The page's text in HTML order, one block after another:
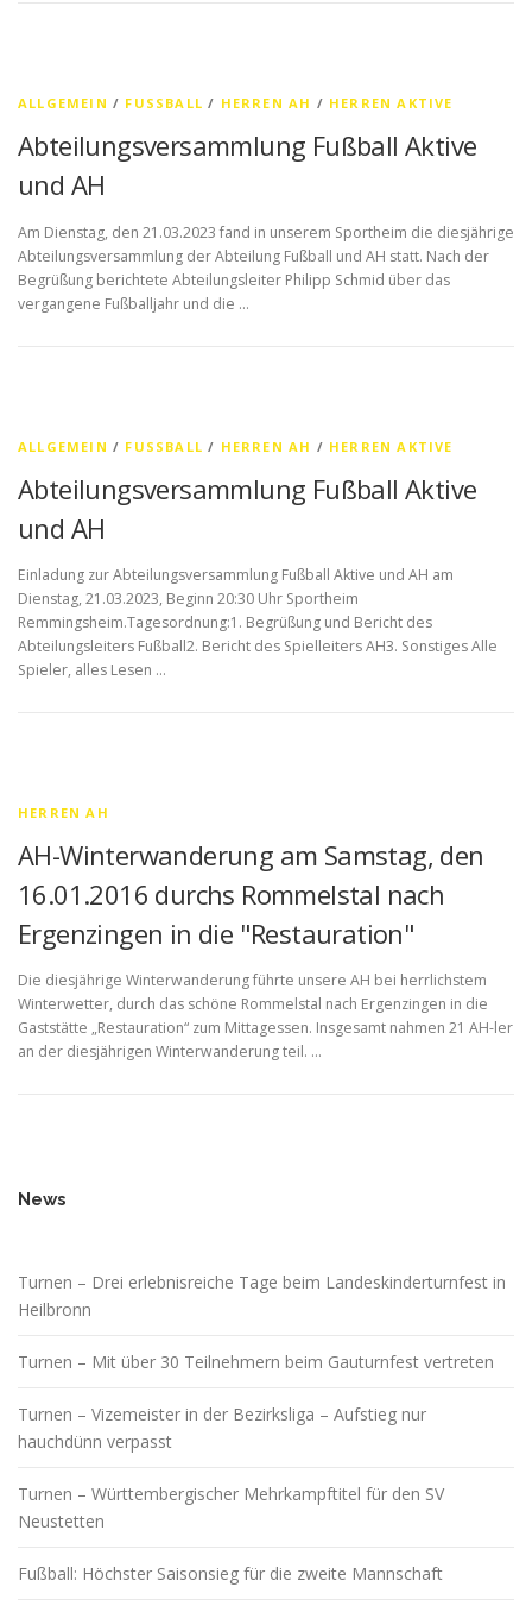
ALLGEMEIN / FUSSBALL / HERREN AH / HERREN AKTIVE
Abteilungsversammlung Fußball Aktive
und AH
Am Dienstag, den 21.03.2023 fand in unserem Sportheim die diesjährige
Abteilungsversammlung der Abteilung Fußball und AH statt. Nach der
Begrüßung berichtete Abteilungsleiter Philipp Schmid über das
vergangene Fußballjahr und die …
ALLGEMEIN / FUSSBALL / HERREN AH / HERREN AKTIVE
Abteilungsversammlung Fußball Aktive
und AH
Einladung zur Abteilungsversammlung Fußball Aktive und AH am
Dienstag, 21.03.2023, Beginn 20:30 Uhr Sportheim
Remmingsheim.Tagesordnung:1. Begrüßung und Bericht des
Abteilungsleiters Fußball2. Bericht des Spielleiters AH3. Sonstiges Alle
Spieler, alles Lesen …
HERREN AH
AH-Winterwanderung am Samstag, den
16.01.2016 durchs Rommelstal nach
Ergenzingen in die "Restauration"
Die diesjährige Winterwanderung führte unsere AH bei herrlichstem
Winterwetter, durch das schöne Rommelstal nach Ergenzingen in die
Gaststätte „Restauration“ zum Mittagessen. Insgesamt nahmen 21 AH-ler
an der diesjährigen Winterwanderung teil. …
News
Turnen – Drei erlebnisreiche Tage beim Landeskinderturnfest in
Heilbronn
Turnen – Mit über 30 Teilnehmern beim Gauturnfest vertreten
Turnen – Vizemeister in der Bezirksliga – Aufstieg nur
hauchdünn verpasst
Turnen – Württembergischer Mehrkampftitel für den SV
Neustetten
Fußball: Höchster Saisonsieg für die zweite Mannschaft